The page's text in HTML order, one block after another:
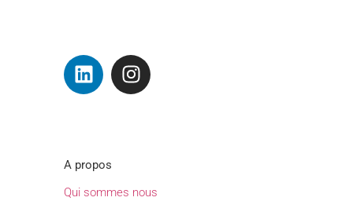
A propos
Qui sommes nous